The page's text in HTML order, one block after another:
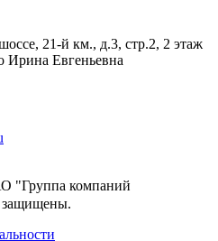
21-й км., д.3, стр.2, 2 этаж
Ирина Евгеньевна
"Группа компаний